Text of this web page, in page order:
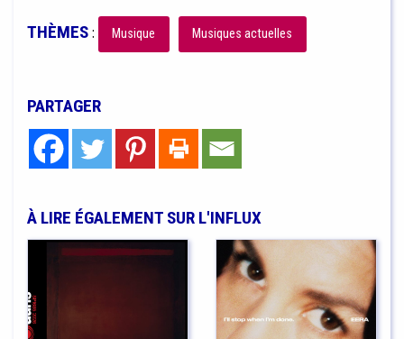
THÈMES: Musique Musiques actuelles
PARTAGER
À LIRE ÉGALEMENT SUR L'INFLUX